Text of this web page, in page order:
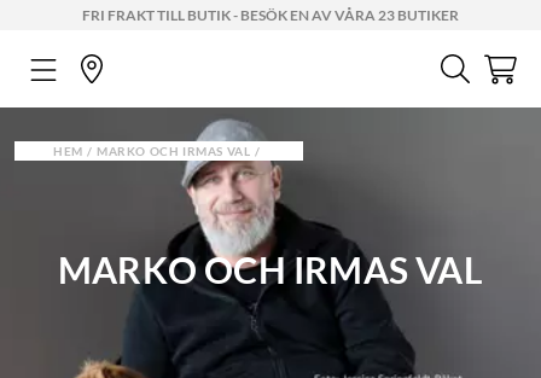
FRI FRAKT TILL BUTIK - BESÖK EN AV VÅRA 23 BUTIKER
HEM MARKO OCH IRMAS VAL
MARKO OCH IRMAS VAL